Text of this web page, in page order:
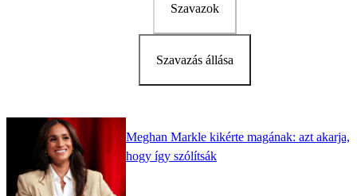
Szavazok
Szavazás állása
Meghan Markle kikérte magának: azt akarja,
hogy így szólítsák